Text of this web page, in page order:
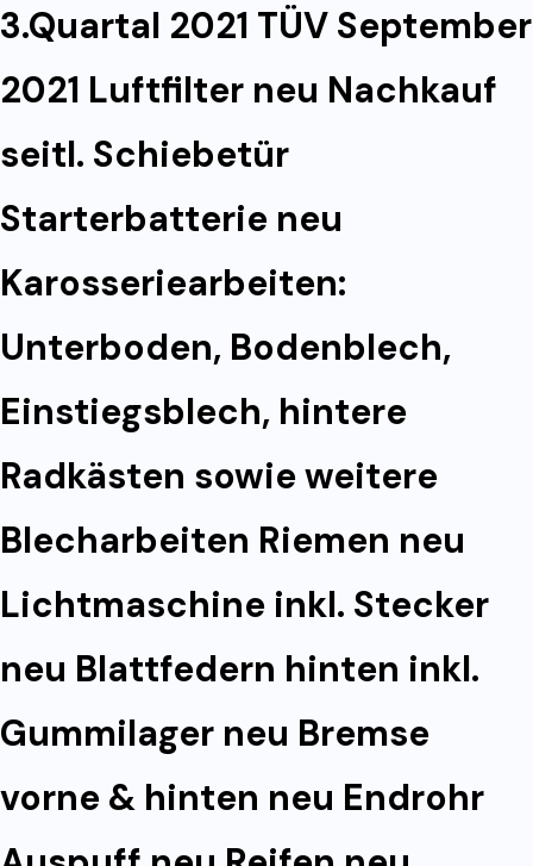
3.Quartal 2021 TÜV September
2021 Luftfilter neu Nachkauf
seitl. Schiebetür
Starterbatterie neu
Karosseriearbeiten:
Unterboden, Bodenblech,
Einstiegsblech, hintere
Radkästen sowie weitere
Blecharbeiten Riemen neu
Lichtmaschine inkl. Stecker
neu Blattfedern hinten inkl.
Gummilager neu Bremse
vorne & hinten neu Endrohr